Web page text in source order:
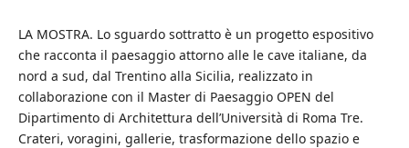
LA MOSTRA. Lo sguardo sottratto è un progetto espositivo
che racconta il paesaggio attorno alle le cave italiane, da
nord a sud, dal Trentino alla Sicilia, realizzato in
collaborazione con il Master di Paesaggio OPEN del
Dipartimento di Architettura dell’Università di Roma Tre.
Crateri, voragini, gallerie, trasformazione dello spazio e